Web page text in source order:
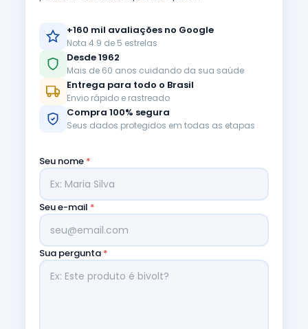
+160 mil avaliações no Google
Nota 4.9 de 5 estrelas
Desde 1962
Mais de 60 anos cuidando da sua saúde
Entrega para todo o Brasil
Envio rápido e rastreado
Compra 100% segura
Seus dados protegidos em todas as etapas
Seu nome *
Seu e-mail *
Sua pergunta *